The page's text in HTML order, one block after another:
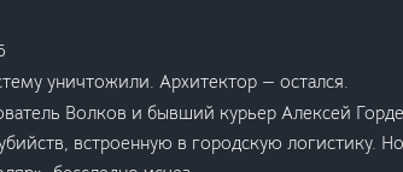
уничтожили. Архитектор — остался.
Волков и бывший курьер Алексей
встроенную в городскую логистику.